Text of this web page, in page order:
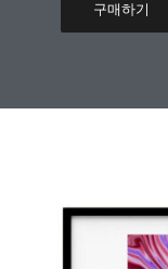
구매하기